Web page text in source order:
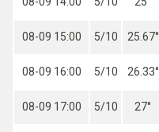
08-09 15:00 5/10 25.67°
08-09 16:00 5/10 26.33°
08-09 17:00 5/10 27°